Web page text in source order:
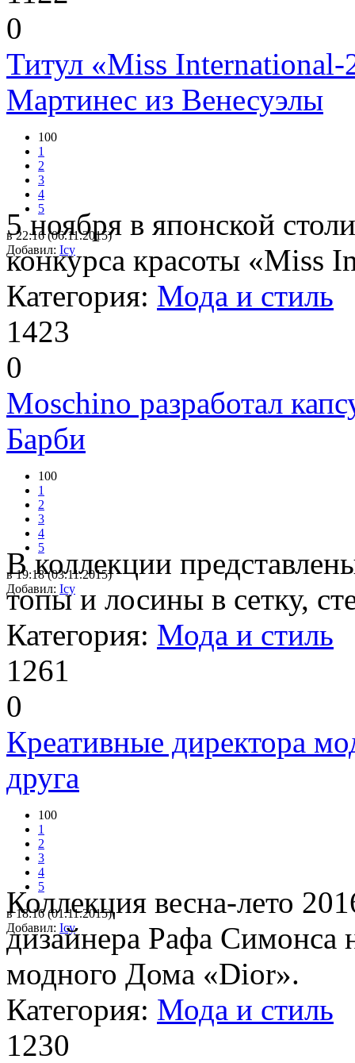
0
Титул «Miss International-
Мартинес из Венесуэлы
100
1
2
3
4
5
в 22:16 (06.11.2015)
Добавил: Icy
5 ноября в японской
конкурса красоты «Miss
Категория: Мода и стиль
1423
0
Moschino разработал
Барби
100
1
2
3
4
5
в 19:18 (03.11.2015)
Добавил: Icy
В коллекции
топы и лосины в сетку,
Категория: Мода и стиль
1261
0
Креативные директора
друга
100
1
2
3
4
5
в 18:16 (01.11.2015)
Добавил: Icy
Коллекция весна-лето
дизайнера Рафа Симонса
модного Дома «Dior».
Категория: Мода и стиль
1230